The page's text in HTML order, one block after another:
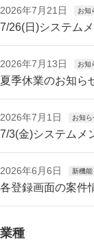
2026年7月21日 お知
7/26(日)システム
2026年7月13日 お知
夏季休業のお知ら
2026年7月1日 お知ら
7/3(金)システムメ
2026年6月6日 新機能
各登録画面の案件
業種